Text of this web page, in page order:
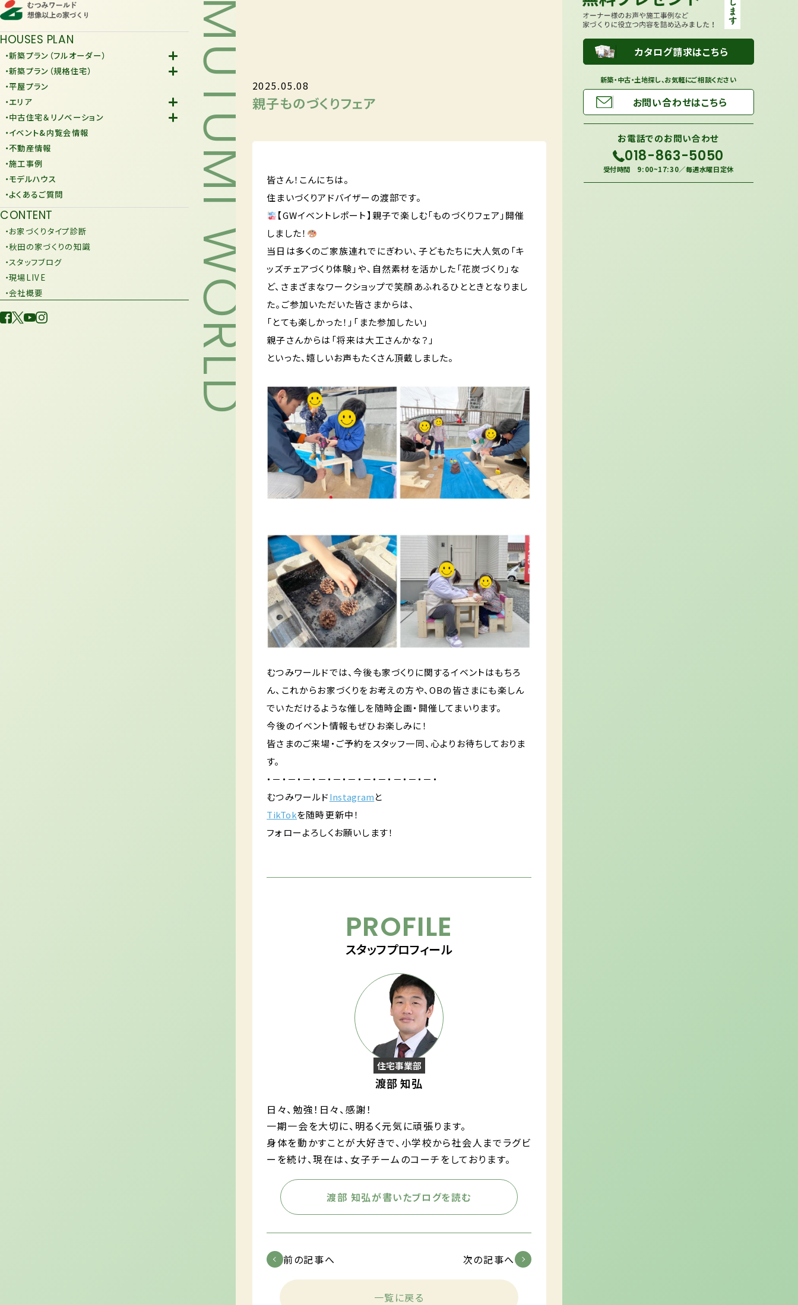
HOUSES PLAN
・新築プラン（フルオーダー）
-Fiore
・新築プラン（規格住宅）
-規格住宅
-KURAFIT
-JiU
・平屋プラン
・エリア
-潟上市
-由利本荘市
・中古住宅＆リノベーション
-中古住宅
-リノベーション
・イベント&内覧会情報
・不動産情報
・施工事例
・モデルハウス
・よくあるご質問
CONTENT
・お家づくりタイプ診断
・秋田の家づくりの知識
・スタッフブログ
・現場LIVE
・会社概要
MUTUMI WORLD カタログ請求はこちら
新築・中古・土地探し、お気軽にご相談ください
お問い合わせはこちら
お電話でのお問い合わせ
018-863-5050
受付時間 9:00~17:30／毎週水曜日定休
2025.05.08
親子ものづくりフェア
皆さん！こんにちは。
住まいづくりアドバイザーの渡部です。
【GWイベントレポート】親子で楽しむ「ものづくりフェア」開催
しました！
当日は多くのご家族連れでにぎわい、子どもたちに大人気の「キ
ッズチェアづくり体験」や、自然素材を活かした「花炭づくり」な
ど、さまざまなワークショップで笑顔あふれるひとときとなりまし
た。ご参加いただいた皆さまからは、
「とても楽しかった！」「また参加したい」
親子さんからは「将来は大工さんかな？」
といった、嬉しいお声もたくさん頂戴しました。
むつみワールドでは、今後も家づくりに関するイベントはもちろ
ん、これからお家づくりをお考えの方や、OBの皆さまにも楽しん
でいただけるような催しを随時企画・開催してまいります。
今後のイベント情報もぜひお楽しみに！
皆さまのご来場・ご予約をスタッフ一同、心よりお待ちしておりま
す。
・－・－・－・－・－・－・－・－・－・－・－・
むつみワールドInstagramと
TikTokを随時更新中！
フォローよろしくお願いします！
PROFILE
スタッフプロフィール
住宅事業部
渡部 知弘
日々、勉強！日々、感謝！
一期一会を大切に、明るく元気に頑張ります。
身体を動かすことが大好きで、小学校から社会人までラグビ
ーを続け、現在は、女子チームのコーチをしております。
渡部 知弘が書いたブログを読む
前の記事へ 次の記事へ
一覧に戻る